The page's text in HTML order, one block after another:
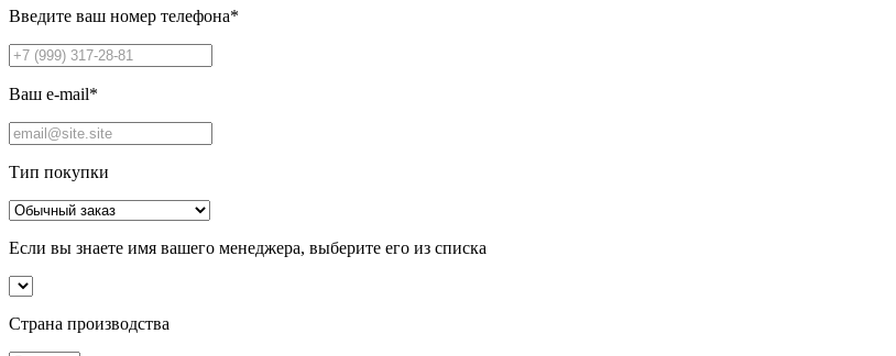
Введите ваш номер телефона*
Ваш e-mail*
Тип покупки
Если вы знаете имя вашего менеджера, выберите его из списка
Страна производства